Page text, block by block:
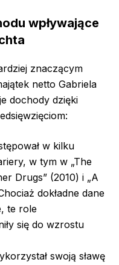
wpływające
znaczącym
netto Gabriela
dochody dzięki
w kilku
w tym w „The
Drugs” (2010) i „A
dokładne dane
te role
się do wzrostu
swoją sławę